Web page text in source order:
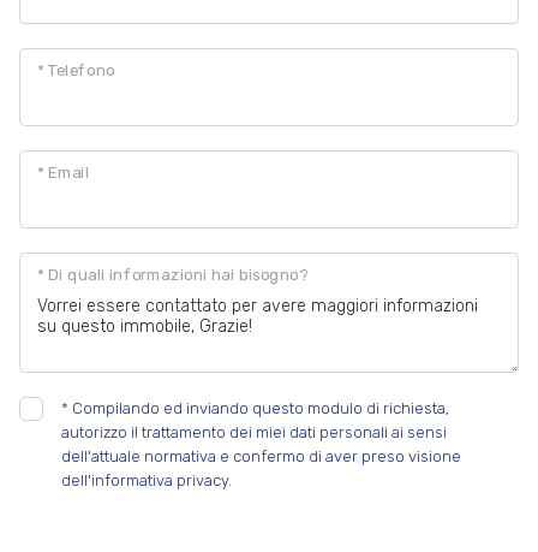
* Telefono
* Email
* Di quali informazioni hai bisogno?
* Compilando ed inviando questo modulo di richiesta,
autorizzo il trattamento dei miei dati personali ai sensi
dell'attuale normativa e confermo di aver preso visione
dell'informativa privacy.
Posto auto/Box
Balcone/Terrazzo
Nuova costruzione
Lusso